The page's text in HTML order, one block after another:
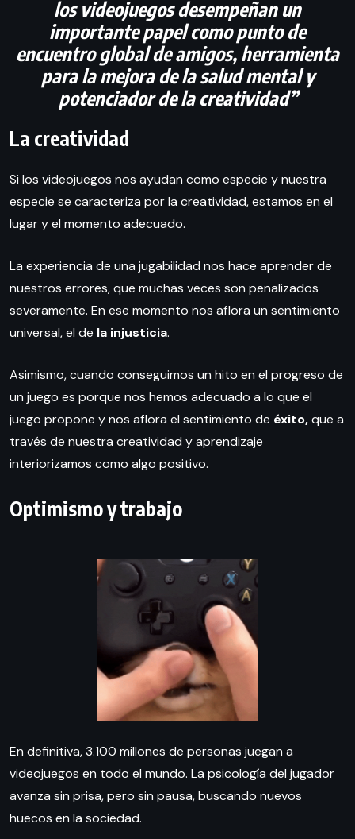
los videojuegos desempeñan un
importante papel como punto de
encuentro global de amigos, herramienta
para la mejora de la salud mental y
potenciador de la creatividad”
La creatividad
Si los videojuegos nos ayudan como especie y nuestra
especie se caracteriza por la creatividad, estamos en el
lugar y el momento adecuado.
La experiencia de una jugabilidad nos hace aprender de
nuestros errores, que muchas veces son penalizados
severamente. En ese momento nos aflora un sentimiento
universal, el de la injusticia.
Asimismo, cuando conseguimos un hito en el progreso de
un juego es porque nos hemos adecuado a lo que el
juego propone y nos aflora el sentimiento de éxito,que a
través de nuestra creatividad y aprendizaje
interiorizamos como algo positivo.
Optimismo y trabajo
En definitiva, 3.100 millones de personas juegan a
videojuegos en todo el mundo. La psicología del jugador
avanza sin prisa, pero sin pausa, buscando nuevos
huecos en la sociedad.